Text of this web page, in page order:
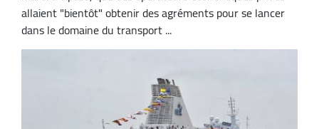
allaient "bientôt" obtenir des agréments pour se lancer
dans le domaine du transport ...